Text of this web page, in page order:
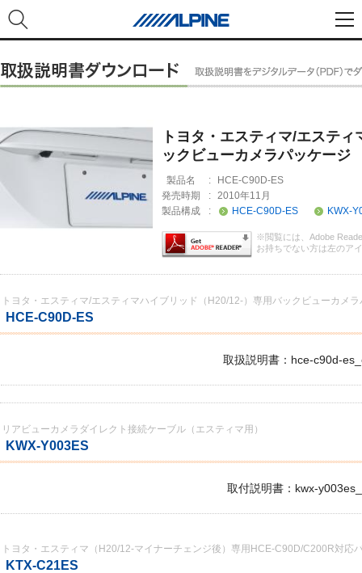
トヨタ・エスティマ/エステ
ックビューカメラパッケージ
製品名 :
HCE-C90D-ES
発売時期
: 2010年11月
製品構成
: HCE-C90D-ES KWX-
※閲覧には、Adobe
お持ちでない方は左のア
トヨタ・エスティマ/エスティマハイブリッド（H20/12-）専用バックビューカメ
HCE-C90D-ES
取扱説明書：hce-c90d-
リアビューカメラダイレクト接続ケーブル（エスティマ用）
KWX-Y003ES
取付説明書：kwx-
トヨタ・エスティマ（H20/12-マイナーチェンジ後）専用HCE-C90D/C200R対応
KTX-C21ES